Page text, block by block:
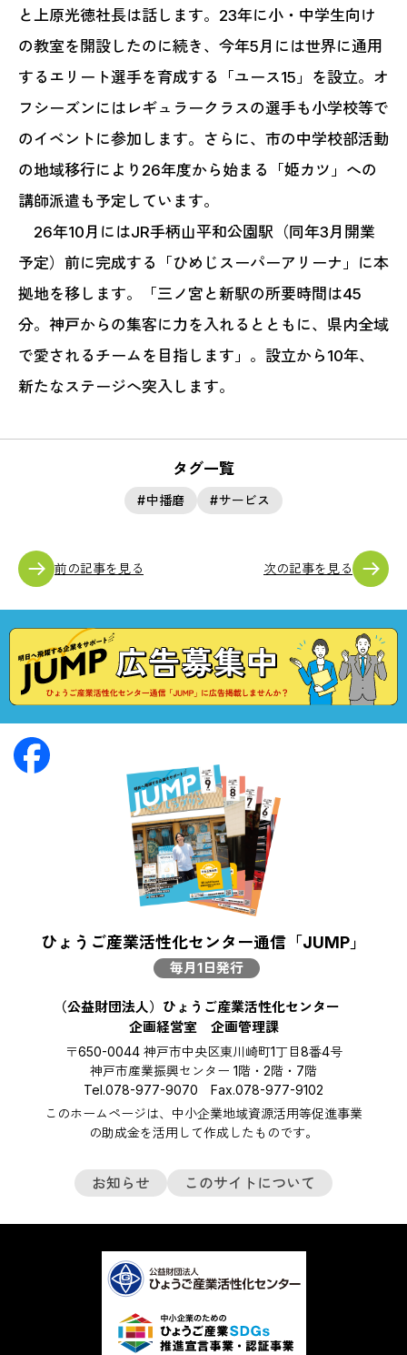
と上原光徳社長は話します。23年に小・中学生向け
の教室を開設したのに続き、今年5月には世界に通用
するエリート選手を育成する「ユース15」を設立。オ
フシーズンにはレギュラークラスの選手も小学校等で
のイベントに参加します。さらに、市の中学校部活動
の地域移行により26年度から始まる「姫カツ」への
講師派遣も予定しています。
26年10月にはJR手柄山平和公園駅（同年3月開業
予定）前に完成する「ひめじスーパーアリーナ」に本
拠地を移します。「三ノ宮と新駅の所要時間は45
分。神戸からの集客に力を入れるとともに、県内全域
で愛されるチームを目指します」。設立から10年、
新たなステージへ突入します。
タグ一覧
中播磨 サービス
前の記事を見る 次の記事を見る
ひょうご産業活性化センター通信「JUMP」
毎月1日発行
（公益財団法人）ひょうご産業活性化センター
企画経営室 企画管理課
〒650-0044 神戸市中央区東川崎町1丁目8番4号
神戸市産業振興センター 1階・2階・7階
Tel.078-977-9070 Fax.078-977-9102
このホームページは、中小企業地域資源活用等促進事業
の助成金を活用して作成したものです。
お知らせ このサイトについて